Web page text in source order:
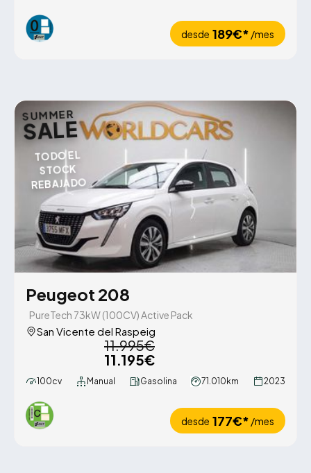
desde 189€* /mes
SUMMER
SALE
TODO EL
STOCK
REBAJADO
Peugeot 208
PureTech 73kW (100CV) Active Pack
San Vicente del Raspeig
11.995€
11.195€
100cv Manual Gasolina 71.010km 2023
desde 177€* /mes